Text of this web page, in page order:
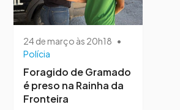
24 de março às 20h18 •
Polícia
Foragido de Gramado
é preso na Rainha da
Fronteira